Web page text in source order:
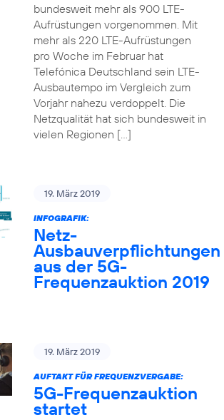
bundesweit mehr als 900 LTE-
Aufrüstungen vorgenommen. Mit
mehr als 220 LTE-Aufrüstungen
pro Woche im Februar hat
Telefónica Deutschland sein LTE-
Ausbautempo im Vergleich zum
Vorjahr nahezu verdoppelt. Die
Netzqualität hat sich bundesweit in
vielen Regionen […]
19. März 2019
INFOGRAFIK:
Netz-
Ausbauverpflichtungen
aus der 5G-
Frequenzauktion 2019
19. März 2019
AUFTAKT FÜR FREQUENZVERGABE:
5G-Frequenzauktion
startet